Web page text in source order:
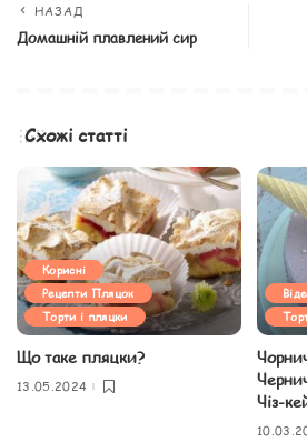
НАЗАД
Домашній плавлений сир
Схожі статті
Корисні
Рецепти Пляцок
Торти і пляцки
Що таке пляцки?
13.05.2024
Чіз-